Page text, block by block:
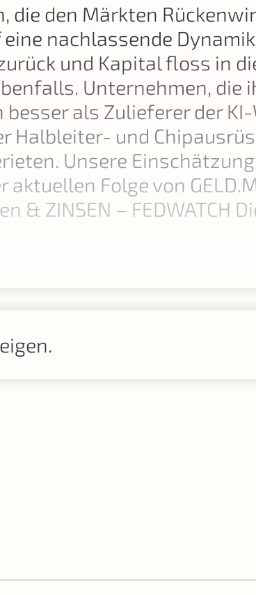
die den Märkten
nachlassende
und Kapital floss in
Unternehmen,
als Zulieferer der
Halbleiter- und
Unsere
Folge von
& ZINSEN – FEDWATCH